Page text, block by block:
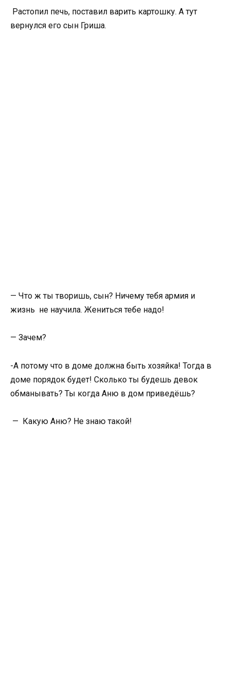
Растопил печь, поставил варить картошку. А тут
вернулся его сын Гриша.
— Что ж ты творишь, сын? Ничему тебя армия и
жизнь не научила. Жениться тебе надо!
— Зачем?
-А потому что в доме должна быть хозяйка! Тогда в
доме порядок будет! Сколько ты будешь девок
обманывать? Ты когда Аню в дом приведёшь?
— Какую Аню? Не знаю такой!